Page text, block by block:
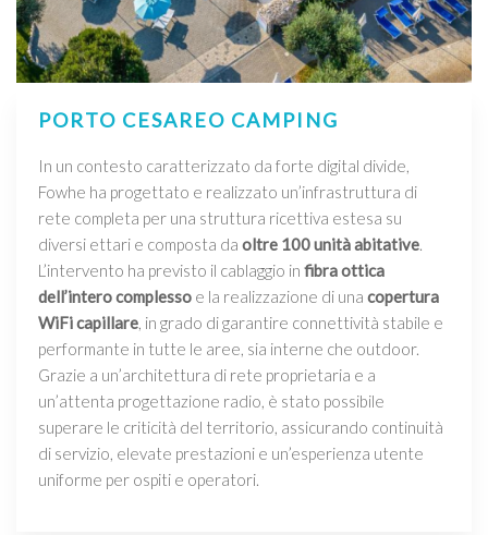
PORTO CESAREO CAMPING
In un contesto caratterizzato da forte digital divide,
Fowhe ha progettato e realizzato un’infrastruttura di
rete completa per una struttura ricettiva estesa su
diversi ettari e composta da oltre 100 unità abitative.
L’intervento ha previsto il cablaggio in fibra ottica
dell’intero complesso e la realizzazione di una copertura
WiFi capillare, in grado di garantire connettività stabile e
performante in tutte le aree, sia interne che outdoor.
Grazie a un’architettura di rete proprietaria e a
un’attenta progettazione radio, è stato possibile
superare le criticità del territorio, assicurando continuità
di servizio, elevate prestazioni e un’esperienza utente
uniforme per ospiti e operatori.